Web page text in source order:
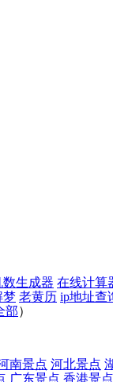
数生成器 在线计算
梦 老黄历 ip地址查
部）
南景点 河北景点
广东景点 香港景点